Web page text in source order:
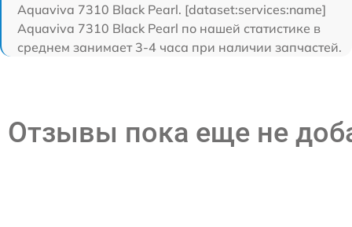
Aquaviva 7310 Black Pearl. [dataset:services:name]
Aquaviva 7310 Black Pearl по нашей статистике в
среднем занимает 3-4 часа при наличии запчастей.
Отзывы пока еще не